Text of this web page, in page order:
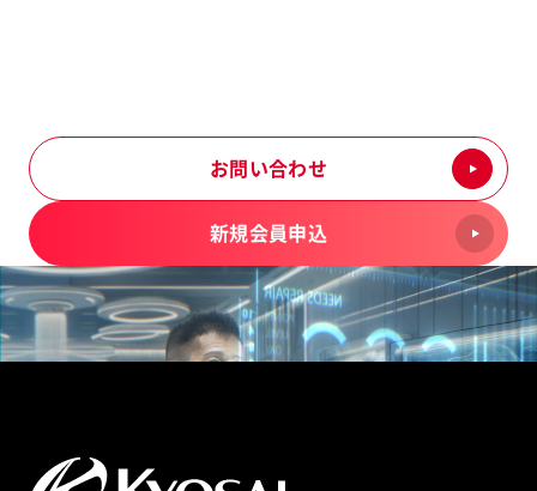
お問い合わせ
新規会員申込